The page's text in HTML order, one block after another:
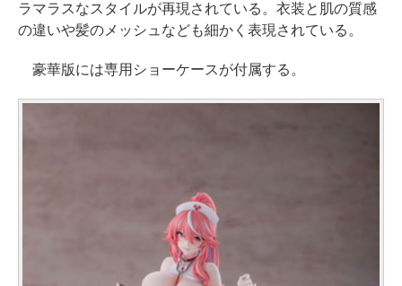
ラマラスなスタイルが再現されている。衣装と肌の質感
の違いや髪のメッシュなども細かく表現されている。
豪華版には専用ショーケースが付属する。